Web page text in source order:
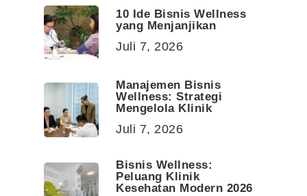
10 Ide Bisnis Wellness
yang Menjanjikan
Juli 7, 2026
Manajemen Bisnis
Wellness: Strategi
Mengelola Klinik
Juli 7, 2026
Bisnis Wellness:
Peluang Klinik
Kesehatan Modern 2026